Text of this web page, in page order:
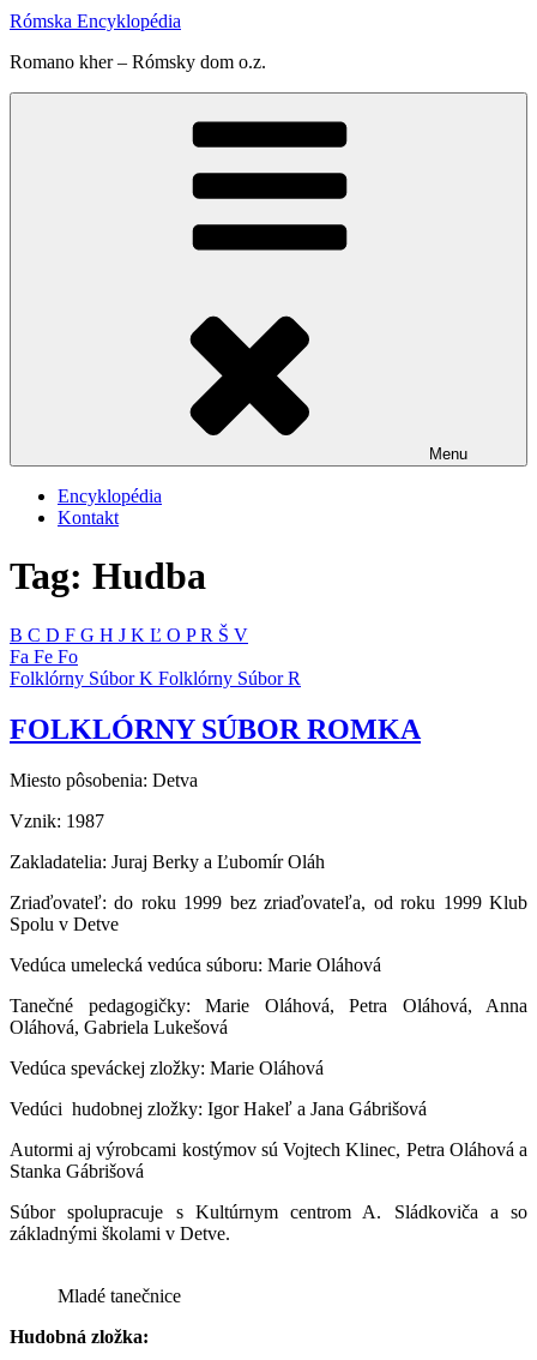
Rómska Encyklopédia
Romano kher – Rómsky dom o.z.
Menu
Encyklopédia
Kontakt
Tag: Hudba
B C D F G H J K Ľ O PR Š V
Fa Fe Fo
Folklórny Súbor K Folklórny Súbor R
FOLKLÓRNY SÚBOR ROMKA
Miesto pôsobenia: Detva
Vznik: 1987
Zakladatelia: Juraj Berky a Ľubomír Oláh
Zriaďovateľ: do roku 1999 bez zriaďovateľa, od roku 1999 Klub
Spolu v Detve
Vedúca umelecká vedúca súboru: Marie Oláhová
Tanečné pedagogičky: Marie Oláhová, Petra Oláhová, Anna
Oláhová, Gabriela Lukešová
Vedúca speváckej zložky: Marie Oláhová
Vedúci hudobnej zložky: Igor Hakeľ a Jana Gábrišová
Autormi aj výrobcami kostýmov sú Vojtech Klinec, Petra Oláhová a
Stanka Gábrišová
Súbor spolupracuje s Kultúrnym centrom A. Sládkoviča a so
základnými školami v Detve.
Mladé tanečnice
Hudobná zložka: